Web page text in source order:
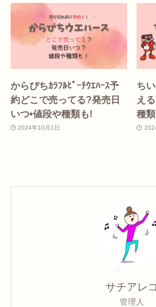
からぴちｶﾗﾌﾙﾋﾟｰﾁｳｴﾊｰｽ予
約どこで売ってる?発売日
いつ•値段や種類も!
2024年10月1日
ち
え
種
サチアレコ
管理人